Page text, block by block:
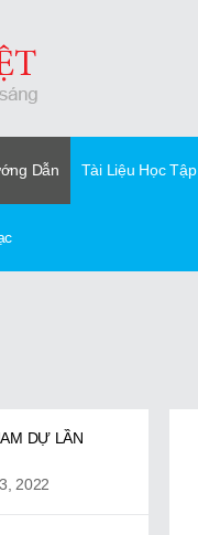
Dẫn Tài Liệu Học Tập
DỰ LẦN
2022